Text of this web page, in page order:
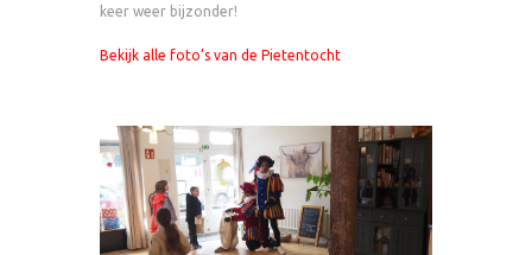
keer weer bijzonder!
Bekijk alle foto’s van de Pietentocht